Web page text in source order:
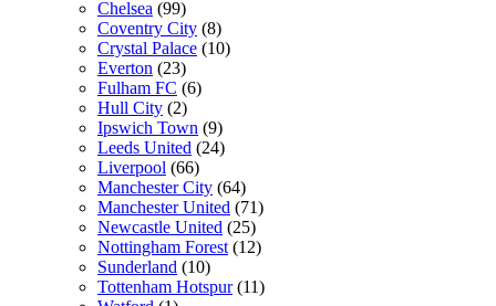
Chelsea (99)
Coventry City (8)
Crystal Palace (10)
Everton (23)
Fulham FC (6)
Hull City (2)
Ipswich Town (9)
Leeds United (24)
Liverpool (66)
Manchester City (64)
Manchester United (71)
Newcastle United (25)
Nottingham Forest (12)
Sunderland (10)
Tottenham Hotspur (11)